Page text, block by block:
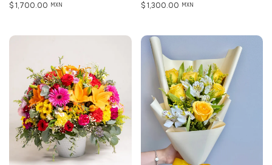
$1,700.00 MXN $1,300.00 MXN